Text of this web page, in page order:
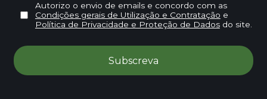
Autorizo o envio de emails e concordo com as
Condições gerais de Utilização e Contratação e
Política de Privacidade e Proteção de Dadosdo site.